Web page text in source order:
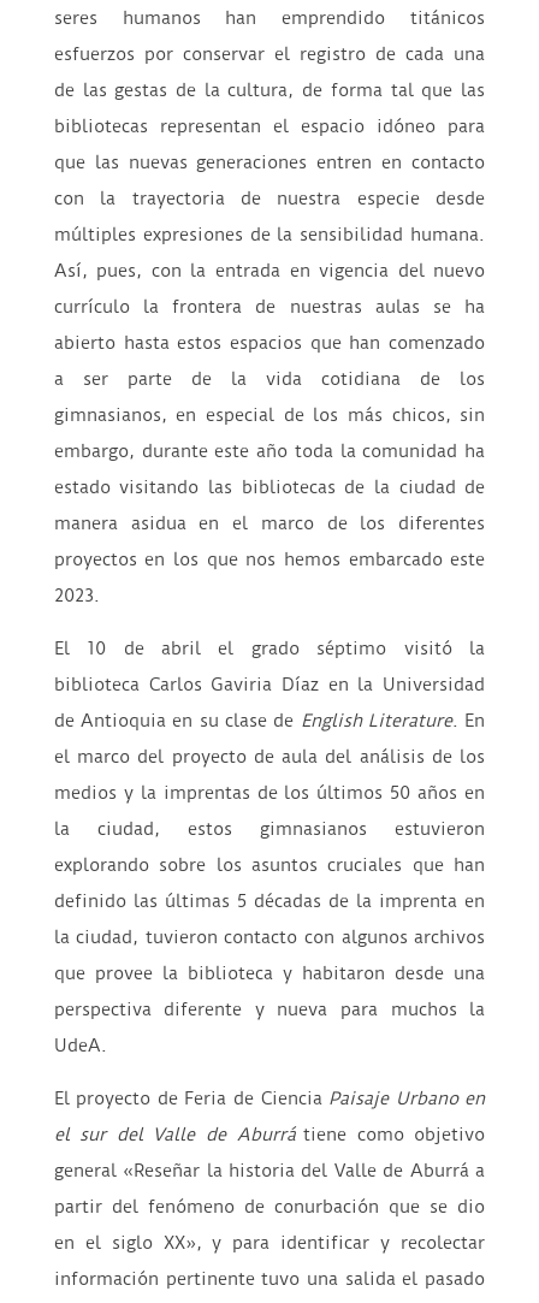
seres humanos han emprendido titánicos
esfuerzos por conservar el registro de cada una
de las gestas de la cultura, de forma tal que las
bibliotecas representan el espacio idóneo para
que las nuevas generaciones entren en contacto
con la trayectoria de nuestra especie desde
múltiples expresiones de la sensibilidad humana.
Así, pues, con la entrada en vigencia del nuevo
currículo la frontera de nuestras aulas se ha
abierto hasta estos espacios que han comenzado
a ser parte de la vida cotidiana de los
gimnasianos, en especial de los más chicos, sin
embargo, durante este año toda la comunidad ha
estado visitando las bibliotecas de la ciudad de
manera asidua en el marco de los diferentes
proyectos en los que nos hemos embarcado este
2023.
El 10 de abril el grado séptimo visitó la
biblioteca Carlos Gaviria Díaz en la Universidad
de Antioquia en su clase de English Literature. En
el marco del proyecto de aula del análisis de los
medios y la imprentas de los últimos 50 años en
la ciudad, estos gimnasianos estuvieron
explorando sobre los asuntos cruciales que han
definido las últimas 5 décadas de la imprenta en
la ciudad, tuvieron contacto con algunos archivos
que provee la biblioteca y habitaron desde una
perspectiva diferente y nueva para muchos la
UdeA.
El proyecto de Feria de Ciencia Paisaje Urbano en
el sur del Valle de Aburrátiene como objetivo
general «Reseñar la historia del Valle de Aburrá a
partir del fenómeno de conurbación que se dio
en el siglo XX», y para identificar y recolectar
información pertinente tuvo una salida el pasado